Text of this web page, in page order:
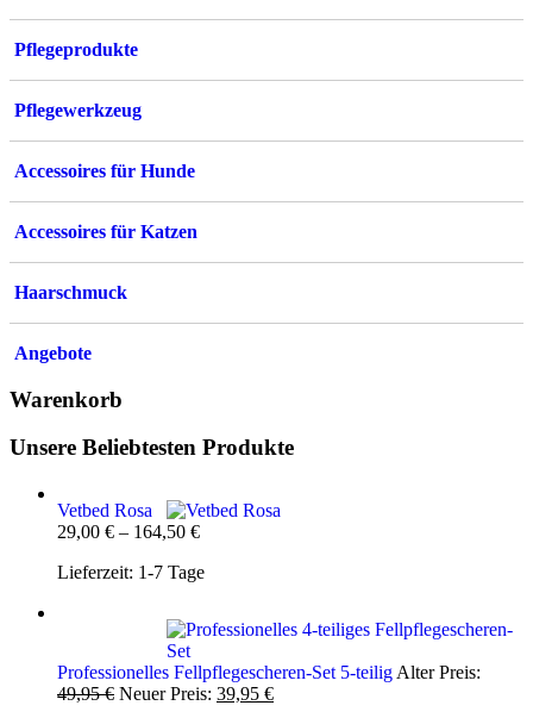
gewählt
Pflegeprodukte
Pflegewerkzeug
Accessoires für Hunde
Accessoires für Katzen
Haarschmuck
Angebote
Warenkorb
Unsere Beliebtesten Produkte
Vetbed Rosa
29,00 € – 164,50 €
Lieferzeit: 1-7 Tage
Professionelles Fellpflegescheren-Set 5-teilig Alter Preis:
49,95€ Ursprünglicher
Neuer Preis: 39,95 €Aktueller